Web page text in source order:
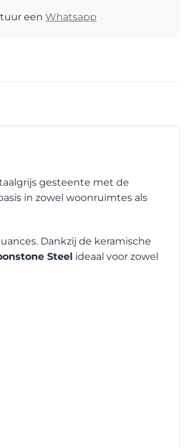
een Whatsapp
gesteente met de
in zowel woonruimtes als
Dankzij de keramische
Steel ideaal voor zowel